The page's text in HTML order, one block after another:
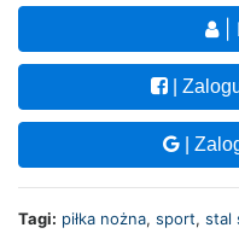
|
|
|
Tagi: piłka nożna, sport, stal